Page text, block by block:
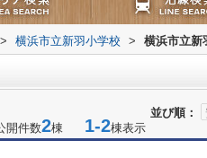
> 横浜市立新羽小学校 > 横浜市立新
並び順：
開件数2棟 1-2棟表示